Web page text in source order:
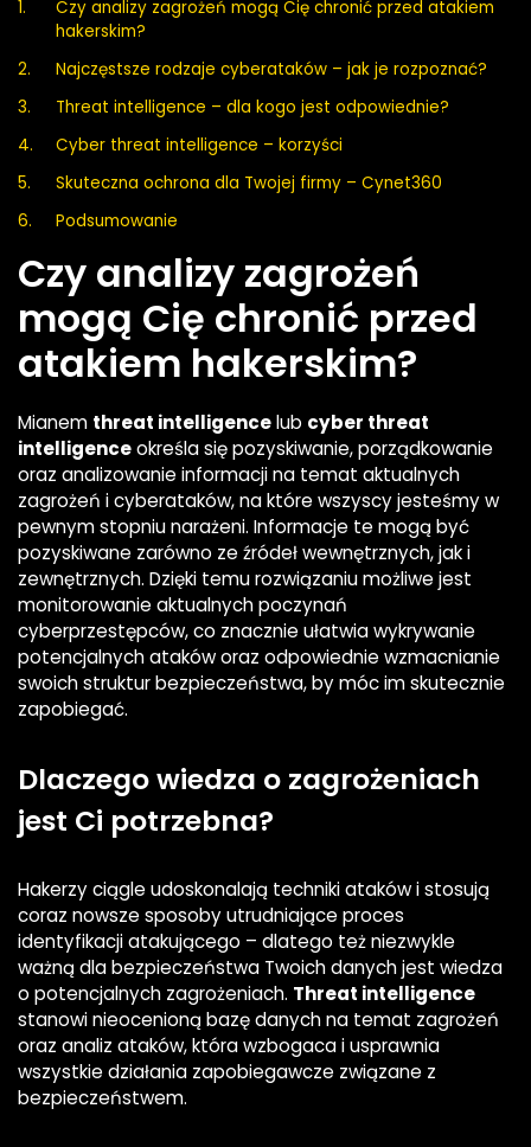
Czy analizy zagrożeń mogą Cię chronić przed atakiem
hakerskim?
Najczęstsze rodzaje cyberataków – jak je rozpoznać?
Threat intelligence – dla kogo jest odpowiednie?
Cyber threat intelligence – korzyści
Skuteczna ochrona dla Twojej firmy – Cynet360
Podsumowanie
Czy analizy zagrożeń
mogą Cię chronić przed
atakiem hakerskim?
Mianem threat intelligencelub cyber threat
intelligenceokreśla się pozyskiwanie, porządkowanie
oraz analizowanie informacji na temat aktualnych
zagrożeń i cyberataków, na które wszyscy jesteśmy w
pewnym stopniu narażeni. Informacje te mogą być
pozyskiwane zarówno ze źródeł wewnętrznych, jak i
zewnętrznych. Dzięki temu rozwiązaniu możliwe jest
monitorowanie aktualnych poczynań
cyberprzestępców, co znacznie ułatwia wykrywanie
potencjalnych ataków oraz odpowiednie wzmacnianie
swoich struktur bezpieczeństwa, by móc im skutecznie
zapobiegać.
Dlaczego wiedza o zagrożeniach
jest Ci potrzebna?
Hakerzy ciągle udoskonalają techniki ataków i stosują
coraz nowsze sposoby utrudniające proces
identyfikacji atakującego – dlatego też niezwykle
ważną dla bezpieczeństwa Twoich danych jest wiedza
o potencjalnych zagrożeniach. Threat intelligence
stanowi nieocenioną bazę danych na temat zagrożeń
oraz analiz ataków, która wzbogaca i usprawnia
wszystkie działania zapobiegawcze związane z
bezpieczeństwem.